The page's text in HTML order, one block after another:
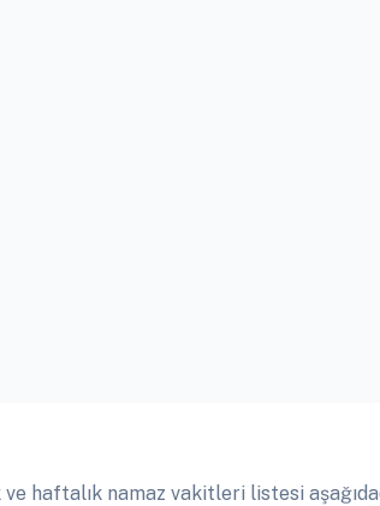
haftalık namaz vakitleri listesi